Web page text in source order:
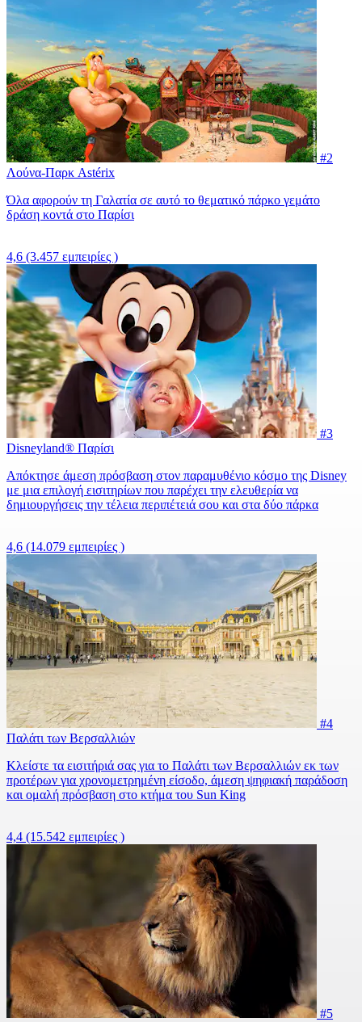
#2
Λούνα-Παρκ Astérix
Όλα αφορούν τη Γαλατία σε αυτό το θεματικό πάρκο γεμάτο
δράση κοντά στο Παρίσι
4,6 (3.457 εμπειρίες )
#3
Disneyland® Παρίσι
Απόκτησε άμεση πρόσβαση στον παραμυθένιο κόσμο της Disney
με μια επιλογή εισιτηρίων που παρέχει την ελευθερία να
δημιουργήσεις την τέλεια περιπέτειά σου και στα δύο πάρκα
4,6 (14.079 εμπειρίες )
#4
Παλάτι των Βερσαλλιών
Κλείστε τα εισιτήριά σας για το Παλάτι των Βερσαλλιών εκ των
προτέρων για χρονομετρημένη είσοδο, άμεση ψηφιακή παράδοση
και ομαλή πρόσβαση στο κτήμα του Sun King
4,4 (15.542 εμπειρίες )
#5